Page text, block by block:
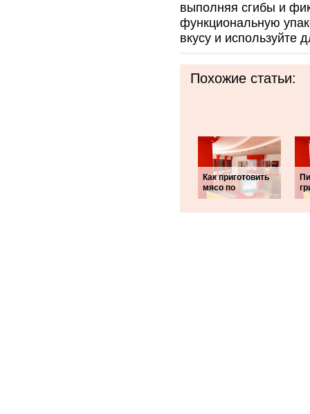
выполняя сгибы и
функциональную
вкусу и используйте
Похожие статьи:
Как приготовить
мясо по